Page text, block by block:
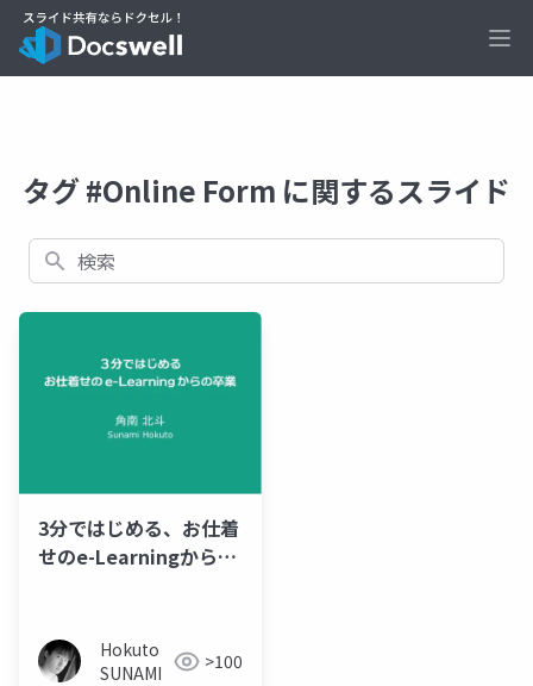
タグ #Online Form に関するスライド
検索
3分ではじめる、お仕着
せのe-Learningからの
Hokuto
SUNAMI
>100